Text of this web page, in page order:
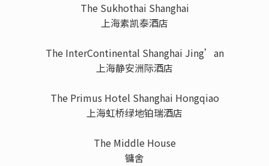
The Sukhothai Shanghai
上海素凯泰酒店
The InterContinental Shanghai Jing’an
上海静安洲际酒店
The Primus Hotel Shanghai Hongqiao
上海虹桥绿地铂瑞酒店
The Middle House
镛舍